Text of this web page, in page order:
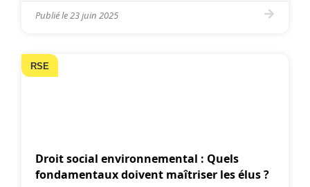
dont les pensées, les sentiments et les
comportements sont interconnectés. Elle propose
Publié le23 juin 2025
RSE
Droit social environnemental : Quels
fondamentaux doivent maîtriser les élus ?